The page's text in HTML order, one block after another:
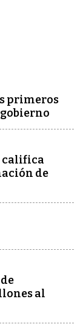
primeros
califica
de
al